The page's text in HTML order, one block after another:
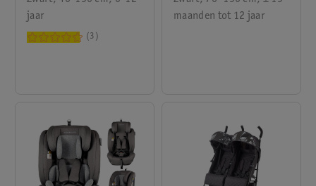
jaar
3
maanden tot 12 jaar